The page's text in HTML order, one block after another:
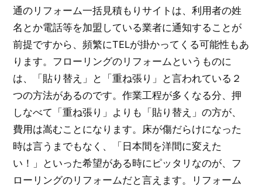
通のリフォーム一括見積もりサイトは、利用者の姓
名とか電話等を加盟している業者に通知することが
前提ですから、頻繁にTELが掛かってくる可能性もあ
ります。フローリングのリフォームというものに
は、「貼り替え」と「重ね張り」と言われている２
つの方法があるのです。作業工程が多くなる分、押
しなべて「重ね張り」よりも「貼り替え」の方が、
費用は嵩むことになります。床が傷だらけになった
時は言うまでもなく、「日本間を洋間に変えた
い！」といった希望がある時にピッタリなのが、フ
ローリングのリフォームだと言えます。リフォーム